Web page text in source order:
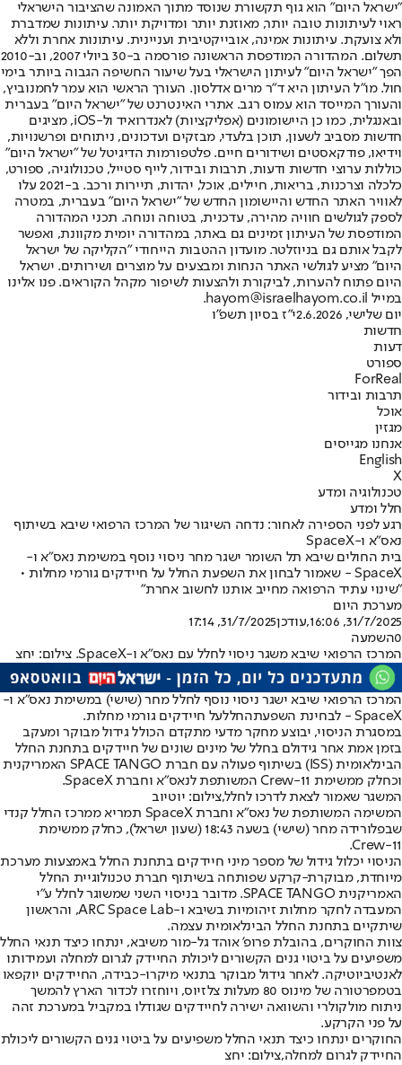
"ישראל היום" הוא גוף תקשורת שנוסד מתוך האמונה שהציבור הישראלי
ראוי לעיתונות טובה יותר, מאוזנת יותר ומדויקת יותר. עיתונות שמדברת
ולא צועקת. עיתונות אמינה, אובייקטיבית ועניינית. עיתונות אחרת וללא
תשלום. המהדורה המודפסת הראשונה פורסמה ב-30 ביולי 2007, וב-2010
הפך "ישראל היום" לעיתון הישראלי בעל שיעור החשיפה הגבוה ביותר בימי
חול. מו"ל העיתון היא ד"ר מרים אדלסון. העורך הראשי הוא עמר לחמנוביץ,
והעורך המייסד הוא עמוס רגב. אתרי האינטרנט של "ישראל היום" בעברית
ובאנגלית, כמו כן היישומונים (אפליקציות) לאנדרואיד ול-iOS, מציגים
חדשות מסביב לשעון, תוכן בלעדי, מבזקים ועדכונים, ניתוחים ופרשנויות,
וידיאו, פודקאסטים ושידורים חיים. פלטפורמות הדיגיטל של "ישראל היום"
כוללות ערוצי חדשות ודעות, תרבות ובידור, לייף סטייל, טכנולוגיה, ספורט,
כלכלה וצרכנות, בריאות, חיילים, אוכל, יהדות, תיירות ורכב. ב-2021 עלו
לאוויר האתר החדש והיישומון החדש של "ישראל היום" בעברית, במטרה
לספק לגולשים חוויה מהירה, עדכנית, בטוחה ונוחה. תכני המהדורה
המודפסת של העיתון זמינים גם באתר, במהדורה יומית מקוונת, ואפשר
לקבל אותם גם בניוזלטר. מועדון ההטבות הייחודי "הקליקה של ישראל
היום" מציע לגולשי האתר הנחות ומבצעים על מוצרים ושירותים. ישראל
היום פתוח להערות, לביקורת ולהצעות לשיפור מקהל הקוראים. פנו אלינו
במייל hayom@israelhayom.co.il.
יום שלישי, 2.6.2026
י"ז בסיון תשפ"ו
חדשות
דעות
ספורט
ForReal
תרבות ובידור
אוכל
מגזין
אנחנו מגייסים
English
X
טכנולוגיה ומדע
חלל ומדע
רגע לפני הספירה לאחור: נדחה השיגור של המרכז הרפואי שיבא בשיתוף
נאס"א ו-SpaceX
בית החולים שיבא תל השומר ישגר מחר ניסוי נוסף במשימת נאס"א ו-
SpaceX - שאמור לבחון את השפעת החלל על חיידקים גורמי מחלות •
"שינוי עתיד הרפואה מחייב אותנו לחשוב אחרת"
מערכת היום
31/7/2025, 16:06
,עודכן31/7/2025, 17:14
0השמעה
המרכז הרפואי שיבא משגר ניסוי לחלל עם נאס"א ו-SpaceX. צילום: יחצ
המרכז הרפואי שיבא ישגר ניסוי נוסף לחלל מחר (שישי) במשימת נאס"א ו-
SpaceX - לבחינת השפעת
החללעל חיידקים גורמי מחלות.
במסגרת הניסוי, יבוצע מחקר מדעי מתקדם הכולל גידול מבוקר ומעקב
בזמן אמת אחר גידולם בחלל של מינים שונים של חיידקים בתחנת החלל
הבינלאומית (ISS) בשיתוף פעולה עם חברת SPACE TANGO האמריקנית
וכחלק ממשימת Crew-11 המשותפת לנאס״א וחברת SpaceX.
המשגר שאמור לצאת לדרכו לחלל,צילום: יוטיוב
המשימה המשותפת של נאס"א וחברת SpaceX תמריא ממרכז החלל קנדי
שבפלורידה מחר (שישי) בשעה 18:43 (שעון ישראל), כחלק ממשימת
Crew-11.
הניסוי יכלול גידול של מספר מיני חיידקים בתחנת החלל באמצעות מערכת
מיוחדת, מבוקרת-קרקע שפותחה בשיתוף חברת טכנולוגיית החלל
האמריקנית SPACE TANGO. מדובר בניסוי השני שמשוגר לחלל ע"י
המעבדה לחקר מחלות זיהומיות בשיבא ו-ARC Space Lab, והראשון
שיתקיים בתחנת החלל הבינלאומית עצמה.
צוות החוקרים, בהובלת פרופ' אוהד גל-מור משיבא, ינתחו כיצד תנאי החלל
משפיעים על ביטוי גנים הקשורים ליכולת החיידק לגרום למחלה ועמידותו
לאנטיביוטיקה. לאחר גידול מבוקר בתנאי מיקרו-כבידה, החיידקים יוקפאו
בטמפרטורה של מינוס ‎80 מעלות צלזיוס, ויוחזרו לכדור הארץ להמשך
ניתוח מולקולרי והשוואה ישירה לחיידקים שגודלו במקביל במערכת זהה
על פני הקרקע.
החוקרים ינתחו כיצד תנאי החלל משפיעים על ביטוי גנים הקשורים ליכולת
החיידק לגרום למחלה,צילום: יחצ